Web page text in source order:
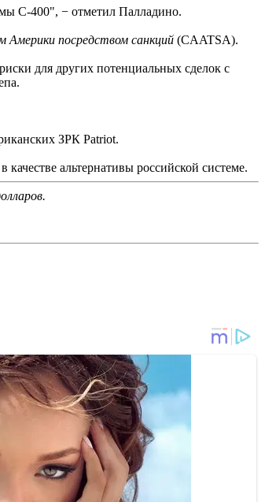
С-400", − отметил Палладино.
посредством санкций (CAATSA).
для других потенциальных сделок с
ЗРК Patriot.
альтернативы российской системе.